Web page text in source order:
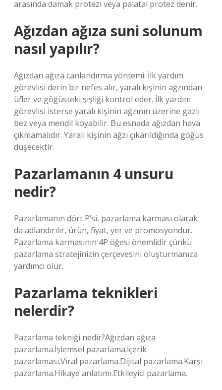
arasında damak protezi veya palatal protez denir.
Ağızdan ağıza suni solunum
nasıl yapılır?
Ağızdan ağıza canlandırma yöntemi: İlk yardım
görevlisi derin bir nefes alır, yaralı kişinin ağzından
üfler ve göğüsteki şişliği kontrol eder. İlk yardım
görevlisi isterse yaralı kişinin ağzının üzerine gazlı
bez veya mendil koyabilir. Bu esnada ağızdan hava
çıkmamalıdır. Yaralı kişinin ağzı çıkarıldığında göğüs
düşecektir.
Pazarlamanın 4 unsuru
nedir?
Pazarlamanın dört P’si, pazarlama karması olarak
da adlandırılır, ürün, fiyat, yer ve promosyondur.
Pazarlama karmasının 4P öğesi önemlidir çünkü
pazarlama stratejinizin çerçevesini oluşturmanıza
yardımcı olur.
Pazarlama teknikleri
nelerdir?
Pazarlama tekniği nedir?Ağızdan ağıza
pazarlama.İşlemsel pazarlama.İçerik
pazarlaması.Viral pazarlama.Dijital pazarlama.Karşı
pazarlama.Hikaye anlatımı.Etkileyici pazarlama.